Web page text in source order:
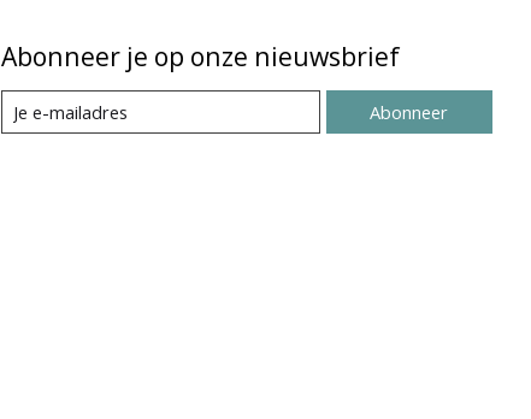
Abonneer je op onze nieuwsbrief
Abonneer